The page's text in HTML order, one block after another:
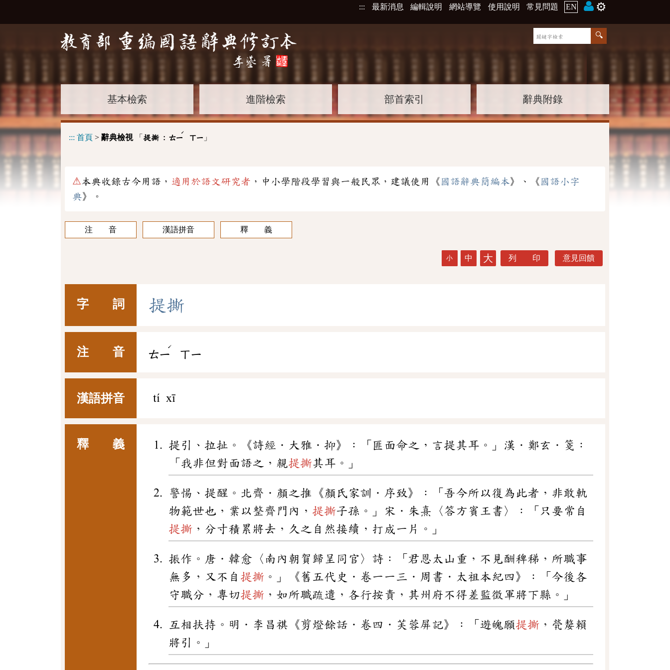
::: 最新消息 編輯說明 網站導覽 使用說明 常見問題 EN ⚙️
基本檢索 進階檢索 部首索引 辭典附錄
::: 首頁 > 辭典檢視「 提撕 : ㄊㄧ
ˊ
ㄒㄧ 」
⚠本典收錄古今用語， 適用於語文研究者 ，中小學階段學習與一般民眾，建議使用《 國語辭典簡編本》、《 國語小字
典》。
注 音 漢語拼音 釋 義
小 中 大 列 印 意見回饋
字 詞 提撕
注 音 ㄊㄧ
ˊ
ㄒㄧ
漢語拼音 tí xī
釋 義
提引、拉扯。《詩經．大雅．抑》：「匪面命之，言提其耳。」漢．鄭玄．箋：
「我非但對面語之，親提撕其耳。」
警惕、提醒。北齊．顏之推《顏氏家訓．序致》：「吾今所以復為此者，非敢軌
物範世也，業以整齊門內， 提撕子孫。」宋．朱熹〈答方賓王書〉：「只要常自
提撕 ，分寸積累將去，久之自然接續，打成一片。」
振作。唐．韓愈〈南內朝賀歸呈同官〉詩：「君恩太山重，不見酬稗稊，所職事
無多，又不自 提撕 。」《舊五代史．卷一一三．周書．太祖本紀四》：「今後各
守職分，專切提撕 ，如所職疏遣，各行按責，其州府不得差監徵軍將下縣。」
互相扶持。明．李昌祺《剪燈餘話．卷四．芙蓉屏記》：「遊魄願提撕 ，煢嫠賴
將引。」